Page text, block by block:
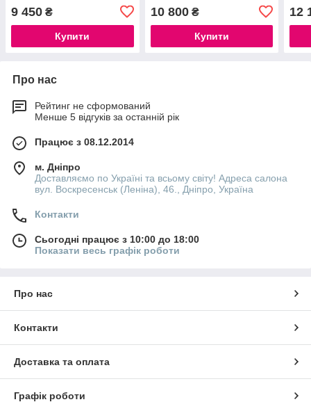
9 450 ₴
Купити
10 800₴
Купити
12
Про нас
Рейтинг не сформований
Менше 5 відгуків за останній рік
Працює з 08.12.2014
м. Дніпро
Доставляємо по Україні та всьому світу! Адреса салона
вул. Воскресенськ (Леніна), 46., Дніпро, Україна
Контакти
Сьогодні працює з 10:00 до 18:00
Показати весь графік роботи
Про нас
Контакти
Доставка та оплата
Графік роботи